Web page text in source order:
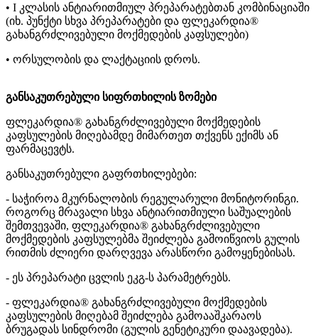
• I კლასის ანტიარითმიულ პრეპარატებთან კომბინაციაში
(იხ. პუნქტი სხვა პრეპარატები და ფლეკარდია®
გახანგრძლივებული მოქმედების კაფსულები)
• ორსულობის და ლაქტაციის დროს.
განსაკუთრებული სიფრთხილის ზომები
ფლეკარდია® გახანგრძლივებული მოქმედების
კაფსულების მიღებამდე მიმართეთ თქვენს ექიმს ან
ფარმაცევტს.
განსაკუთრებული გაფრთხილებები:
- საჭიროა მკურნალობის რეგულარული მონიტორინგი.
როგორც მრავალი სხვა ანტიარითმიული საშუალების
შემთვევაში, ფლეკარდია® გახანგრძლივებული
მოქმედების კაფსულებმა შეიძლება გამოიწვიოს გულის
რითმის ძლიერი დარღვევა არასწორი გამოყენებისას.
- ეს პრეპარატი ცვლის ეკგ-ს პარამეტრებს.
- ფლეკარდია® გახანგრძლივებული მოქმედების
კაფსულების მიღებამ შეიძლება გამოააშკარაოს
ბრუგადას სინდრომი (გულის გენეტიკური დაავადება).